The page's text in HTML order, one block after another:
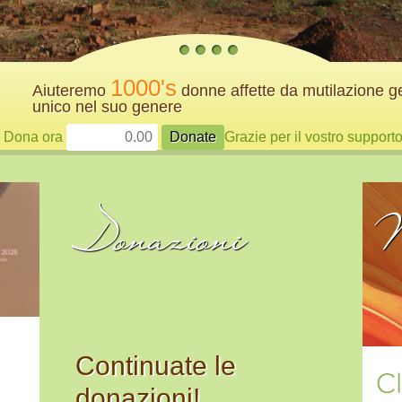
Aiuteremo 1000's donne affette da mutilazione
unico nel suo genere
Dona ora Grazie per il vostro supporto
campagna di raccolta fondi
2021 "Adotta un clitoride" per
merito
giudice
18 feb 2020
Donazioni
Continuate le